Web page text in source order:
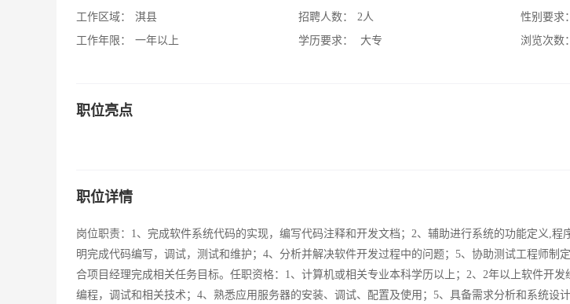
工作区域：
淇县
工作年限：
一年以上
招聘人数：
2人
学历要求：
大专
性别要求：
浏览次数：
职位亮点
职位详情
岗位职责：1、完成软件系统代码的实现，编写代码注释和开发文档；2、辅助进行系统的功能定义,程
明完成代码编写，调试，测试和维护；4、分析并解决软件开发过程中的问题；5、协助测试工程师制
合项目经理完成相关任务目标。任职资格：1、计算机或相关专业本科学历以上；2、2年以上软件开
编程，调试和相关技术；4、熟悉应用服务器的安装、调试、配置及使用；5、具备需求分析和系统设